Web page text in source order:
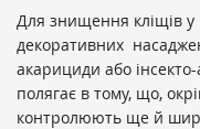
Для знищення кліщів у
декоративних
акарициди або
полягає в тому, що,
контролюють ще й